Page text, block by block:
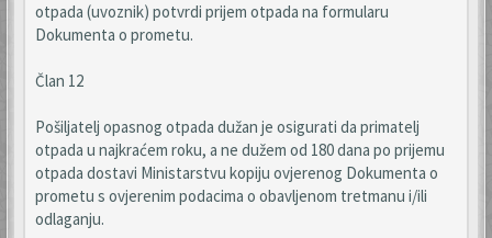
otpada (uvoznik) potvrdi prijem otpada na formularu
Dokumenta o prometu.
Član 12
Pošiljatelj opasnog otpada dužan je osigurati da primatelj
otpada u najkraćem roku, a ne dužem od 180 dana po prijemu
otpada dostavi Ministarstvu kopiju ovjerenog Dokumenta o
prometu s ovjerenim podacima o obavljenom tretmanu i/ili
odlaganju.